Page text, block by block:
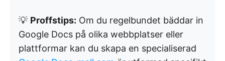
💡 Proffstips: Om du regelbundet bäddar in
Google Docs på olika webbplatser eller
plattformar kan du skapa en specialiserad